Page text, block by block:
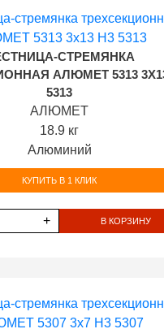
СТРЕМЯНКА
АЛЮМЕТ 5313
5313
АЛЮМЕТ
18.9 кг
Алюминий
КУПИТЬ В 1 КЛИК
+ В КОРЗИНУ